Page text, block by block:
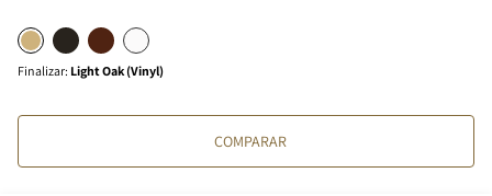
Finalizar: Light Oak (Vinyl)
COMPARAR